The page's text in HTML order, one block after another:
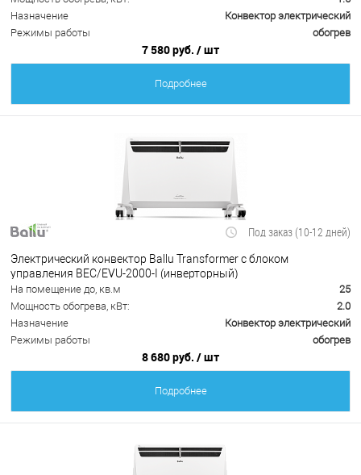
Назначение
Конвектор электрический
Режимы работы
обогрев
7 580 руб. / шт
Подробнее
Под заказ (10-12 дней)
Электрический конвектор Ballu Transformer с блоком
управления BEC/EVU-2000-I (инверторный)
На помещение до, кв.м
25
Мощность обогрева, кВт:
2.0
Назначение
Конвектор электрический
Режимы работы
обогрев
8 680 руб. / шт
Подробнее